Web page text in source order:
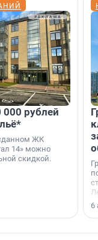
рублей
ЖК
14» можно
скидкой.
6